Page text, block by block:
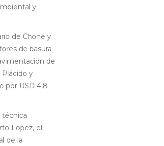
y
de Chone y
de basura
de
Plácido y
por USD 4,8
técnica
López, el
de la